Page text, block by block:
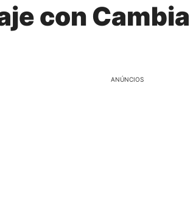
con
ANÚNCIOS